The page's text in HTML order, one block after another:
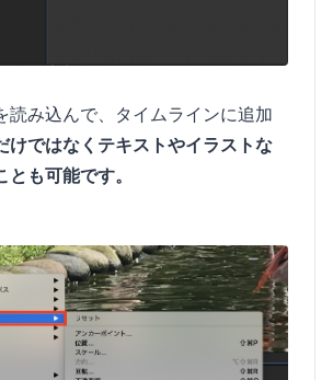
読み込んで、タイムラインに追加
けではなくテキストやイラストな
も可能です。